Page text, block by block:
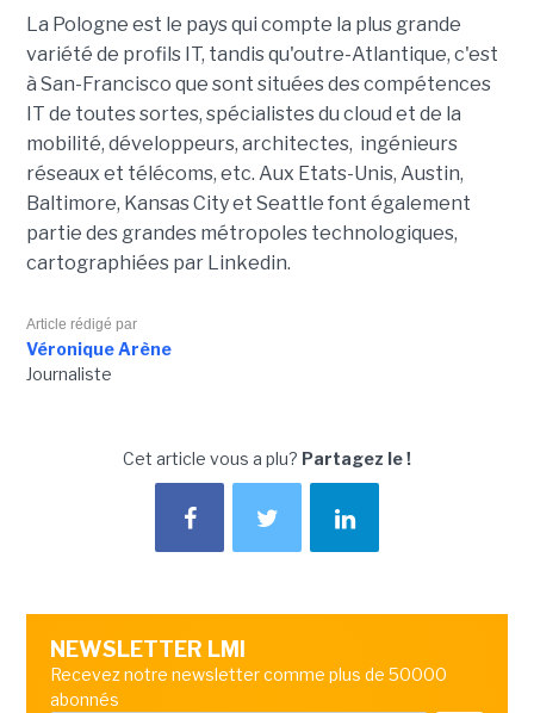
La Pologne est le pays qui compte la plus grande
variété de profils IT, tandis qu'outre-Atlantique, c'est
à San-Francisco que sont situées des compétences
IT de toutes sortes, spécialistes du cloud et de la
mobilité, développeurs, architectes, ingénieurs
réseaux et télécoms, etc. Aux Etats-Unis, Austin,
Baltimore, Kansas City et Seattle font également
partie des grandes métropoles technologiques,
cartographiées par Linkedin.
Article rédigé par
Véronique Arène
Journaliste
Cet article vous a plu? Partagez le !
NEWSLETTER LMI
Recevez notre newsletter comme plus de 50000
abonnés